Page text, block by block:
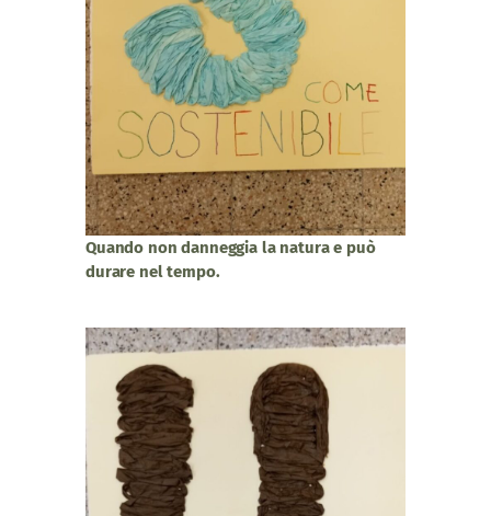
Quando non danneggia la natura e può
durare nel tempo.